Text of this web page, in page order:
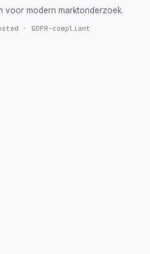
voor modern marktonderzoek.
· GDPR-compliant